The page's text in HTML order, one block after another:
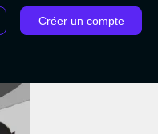
Créer un compte